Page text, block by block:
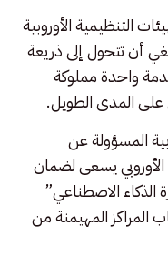
التنظيمية الأوروبية
أن تتحول إلى ذريعة
واحدة مملوكة
على المدى الطويل.
المسؤولة عن
الأوروبي يسعى لضمان
الذكاء الاصطناعي”
المراكز المهيمنة من